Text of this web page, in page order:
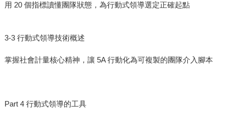
用 20 個指標讀懂團隊狀態，為行動式領導選定正確起點
3-3 行動式領導技術概述
掌握社會計量核心精神，讓 5A 行動化為可複製的團隊介入腳本
Part 4 行動式領導的工具